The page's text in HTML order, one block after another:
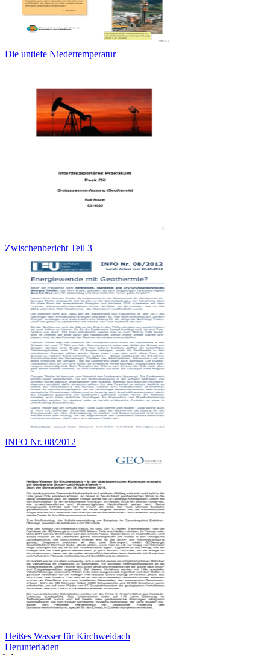
Die untiefe Niedertemperatur
Zwischenbericht Teil 3
INFO Nr. 08/2012
Heißes Wasser für Kirchweidach
Herunterladen